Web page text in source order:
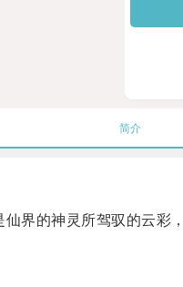
简介
的神灵所驾驭的云彩，